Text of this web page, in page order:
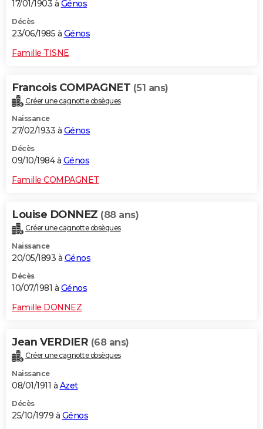
17/01/1903 à Génos
Décès
23/06/1985 à Génos
Famille TISNE
Francois COMPAGNET (51 ans)
Créer une cagnotte obsèques
Naissance
27/02/1933 à Génos
Décès
09/10/1984 à Génos
Famille COMPAGNET
Louise DONNEZ (88 ans)
Créer une cagnotte obsèques
Naissance
20/05/1893 à Génos
Décès
10/07/1981 à Génos
Famille DONNEZ
Jean VERDIER (68 ans)
Créer une cagnotte obsèques
Naissance
08/01/1911 à Azet
Décès
25/10/1979 à Génos